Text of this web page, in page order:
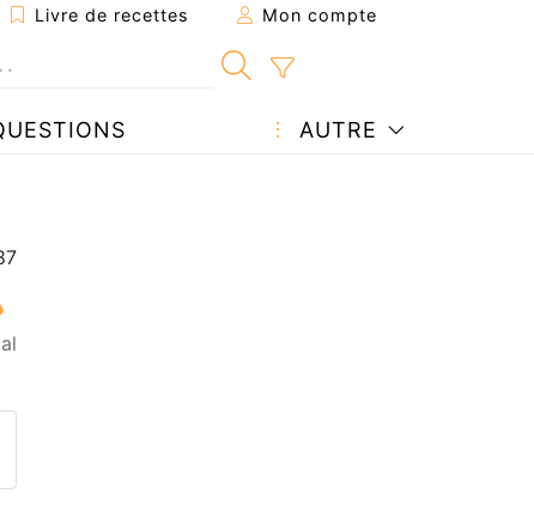
Livre de recettes Mon compte
AUTRE
à un ami
page
une question à l'auteur